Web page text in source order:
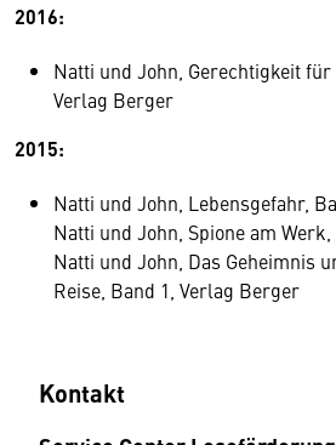
2016:
Natti und John, Gerechtigkeit für
Verlag Berger
2015:
Natti und John, Lebensgefahr,
Natti und John, Spione am
Natti und John, Das Geheimnis
Reise, Band 1, Verlag Berger
Kontakt